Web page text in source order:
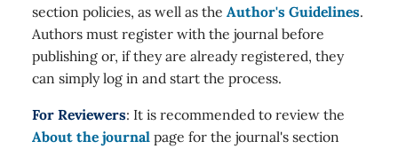
section policies, as well as the Author's Guidelines.
Authors must register with the journal before
publishing or, if they are already registered, they
can simply log in and start the process.
For Reviewers: It is recommended to review the
About the journal page for the journal's section